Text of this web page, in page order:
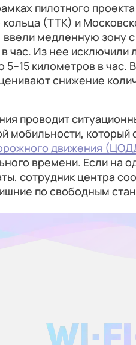
пилотного
кольца (ТТК) и
медленную зону
час. Из нее
5–15 километров в час.
снижение
проводит
мобильности, который
движения
времени. Если на
сотрудник центра
по свободным